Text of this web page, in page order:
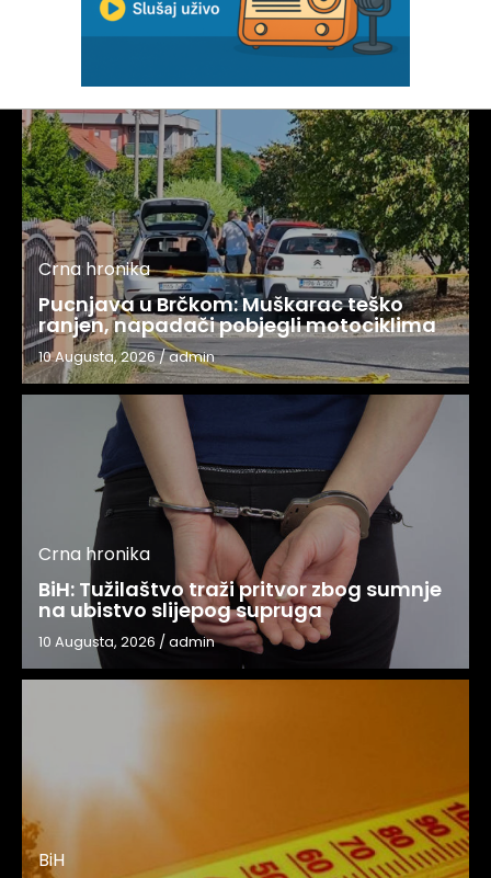
Crna hronika
Pucnjava u Brčkom: Muškarac teško
ranjen, napadači pobjegli motociklima
10 Augusta, 2026/admin
Crna hronika
BiH: Tužilaštvo traži pritvor zbog sumnje
na ubistvo slijepog supruga
10 Augusta, 2026 /admin
BiH